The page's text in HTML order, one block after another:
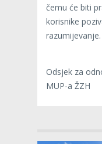
čemu će biti
korisnike
razumijevanje.
Odsjek za
MUP-a ŽZH